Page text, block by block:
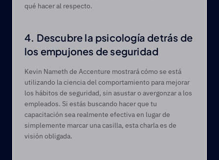
qué hacer al respecto.
4. Descubre la psicología detrás de
los empujones de seguridad
Kevin Nameth de Accenture mostrará cómo se está
utilizando la ciencia del comportamiento para mejorar
los hábitos de seguridad, sin asustar o avergonzar a los
empleados. Si estás buscando hacer que tu
capacitación sea realmente efectiva en lugar de
simplemente marcar una casilla, esta charla es de
visión obligada.